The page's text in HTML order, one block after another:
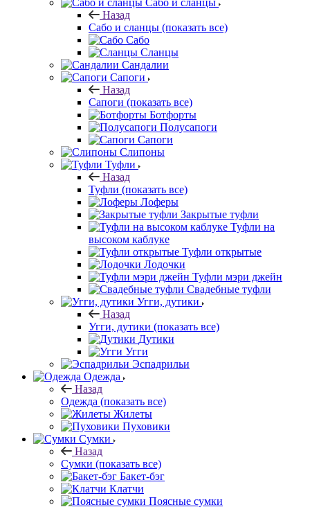
Сабо и сланцы
Назад
Сабо и сланцы (показать все)
Сабо
Сланцы
Сандалии
Сапоги
Назад
Сапоги (показать все)
Ботфорты
Полусапоги
Сапоги
Слипоны
Туфли
Назад
Туфли (показать все)
Лоферы
Закрытые туфли
Туфли на
высоком каблуке
Туфли открытые
Лодочки
Туфли мэри джейн
Свадебные туфли
Угги, дутики
Назад
Угги, дутики (показать все)
Дутики
Угги
Эспадрильи
Одежда
Назад
Одежда (показать все)
Жилеты
Пуховики
Сумки
Назад
Сумки (показать все)
Бакет-бэг
Клатчи
Поясные сумки